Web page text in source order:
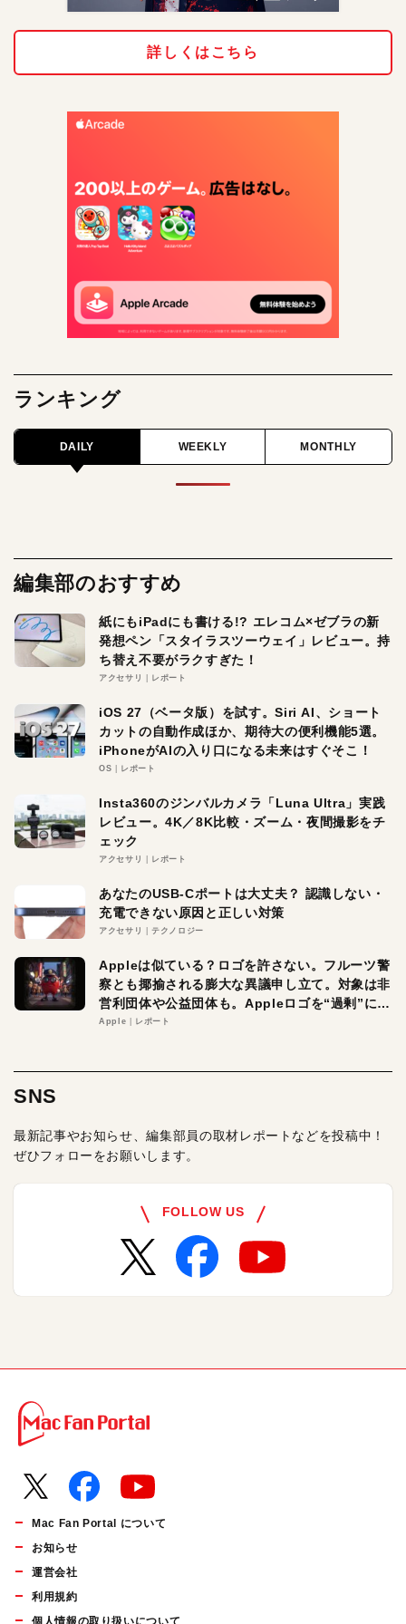
詳しくはこちら
ランキング
DAILY WEEKLY MONTHLY
編集部のおすすめ
紙にもiPadにも書ける!? エレコム×ゼブラの新
発想ペン「スタイラスツーウェイ」レビュー。持
ち替え不要がラクすぎた！
アクセサリ レポート
iOS 27（ベータ版）を試す。Siri AI、ショート
カットの自動作成ほか、期待大の便利機能5選。
iPhoneがAIの入り口になる未来はすぐそこ！
OS レポート
Insta360のジンバルカメラ「Luna Ultra」実践
レビュー。4K／8K比較・ズーム・夜間撮影をチ
ェック
アクセサリ レポート
あなたのUSB-Cポートは大丈夫？ 認識しない・
充電できない原因と正しい対策
アクセサリ テクノロジー
Appleは似ている？ロゴを許さない。フルーツ警
察とも揶揄される膨大な異議申し立て。対象は非
営利団体や公益団体も。Appleロゴを“過剰”に守
る理由とは
Apple レポート
SNS
最新記事やお知らせ、編集部員の取材レポートなどを投稿中！
ぜひフォローをお願いします。
FOLLOW US
Mac Fan Portal について
お知らせ
運営会社
利用規約
個人情報の取り扱いについて